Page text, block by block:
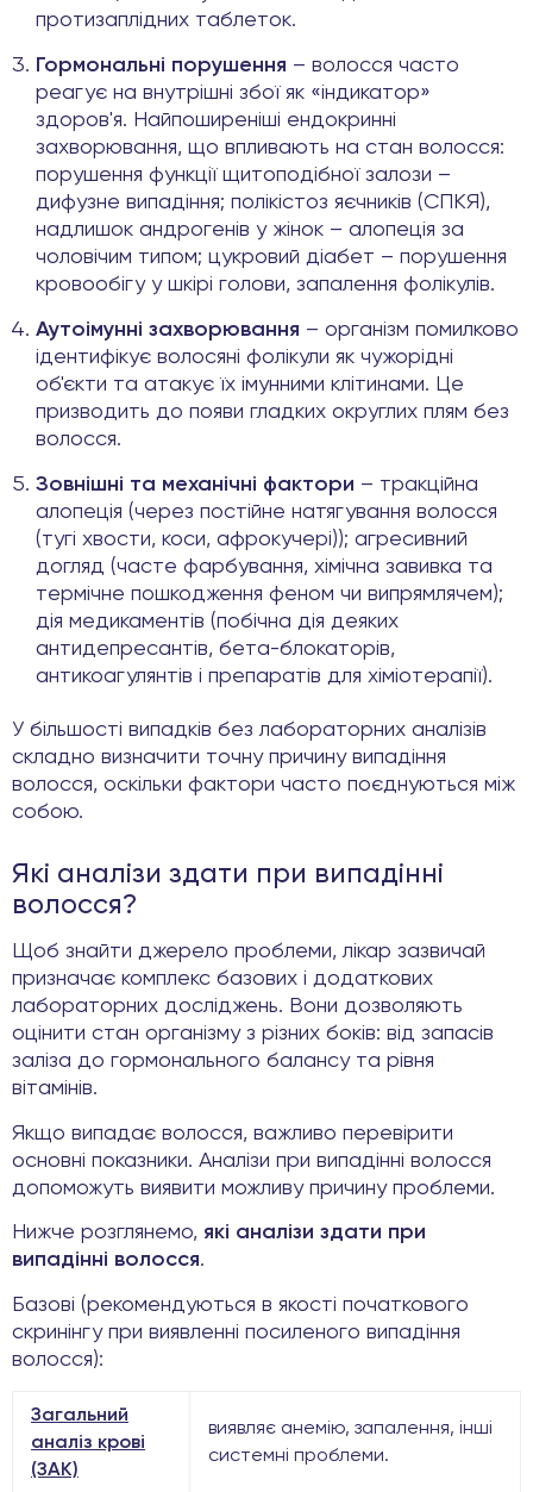
протизаплідних таблеток.
Гормональні порушення – волосся часто
реагує на внутрішні збої як «індикатор»
здоров'я. Найпоширеніші ендокринні
захворювання, що впливають на стан волосся:
порушення функції щитоподібної залози –
дифузне випадіння; полікістоз яєчників (СПКЯ),
надлишок андрогенів у жінок – алопеція за
чоловічим типом; цукровий діабет – порушення
кровообігу у шкірі голови, запалення фолікулів.
Аутоімунні захворювання – організм помилково
ідентифікує волосяні фолікули як чужорідні
об'єкти та атакує їх імунними клітинами. Це
призводить до появи гладких округлих плям без
волосся.
Зовнішні та механічні фактори – тракційна
алопеція (через постійне натягування волосся
(тугі хвости, коси, афрокучері)); агресивний
догляд (часте фарбування, хімічна завивка та
термічне пошкодження феном чи випрямлячем);
дія медикаментів (побічна дія деяких
антидепресантів, бета-блокаторів,
антикоагулянтів і препаратів для хіміотерапії).
У більшості випадків без лабораторних аналізів
складно визначити точну причину випадіння
волосся, оскільки фактори часто поєднуються між
собою.
Які аналізи здати при випадінні
волосся?
Щоб знайти джерело проблеми, лікар зазвичай
призначає комплекс базових і додаткових
лабораторних досліджень. Вони дозволяють
оцінити стан організму з різних боків: від запасів
заліза до гормонального балансу та рівня
вітамінів.
Якщо випадає волосся, важливо перевірити
основні показники. Аналізи при випадінні волосся
допоможуть виявити можливу причину проблеми.
Нижче розглянемо, які аналізи здати при
випадінні волосся.
Базові (рекомендуються в якості початкового
скринінгу при виявленні посиленого випадіння
волосся):
Загальний
аналіз крові
(ЗАК)
виявляє анемію, запалення, інші
системні проблеми.